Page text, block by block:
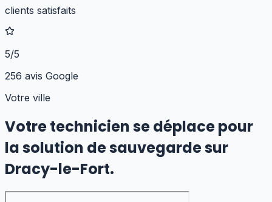
clients satisfaits
5/5
256 avis Google
Votre ville
Votre technicien se déplace pour
la solution de sauvegardesur
Dracy-le-Fort.